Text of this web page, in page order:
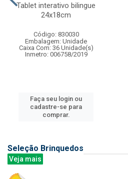
Tablet interativo bilingue
24x18cm
Código: 830030
Embalagem: Unidade
Caixa Com: 36 Unidade(s)
Inmetro: 006758/2019
Faça seu login ou
cadastre-se para
comprar.
Seleção Brinquedos
Veja mais